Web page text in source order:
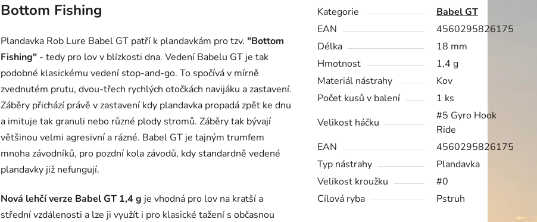
Bottom Fishing
Plandavka Rob Lure Babel GT patří k plandavkám pro tzv. "Bottom
Fishing" - tedy pro lov v blízkosti dna. Vedení Babelu GT je tak
podobné klasickému vedení stop-and-go. To spočívá v mírně
zvednutém prutu, dvou-třech rychlých otočkách navijáku a zastavení.
Záběry přichází právě v zastavení kdy plandavka propadá zpět ke dnu
a imituje tak granuli nebo různé plody stromů. Záběry tak bývají
většinou velmi agresivní a rázné. Babel GT je tajným trumfem
mnoha závodníků, pro pozdní kola závodů, kdy standardně vedené
plandavky již nefungují.
Nová lehčí verze Babel GT 1,4 g je vhodná pro lov na kratší a
střední vzdálenosti a lze ji využít i pro klasické tažení s občasnou
Kategorie
Babel GT
EAN
4560295826175
Délka
18 mm
Hmotnost
1,4 g
Materiál nástrahy
Kov
Počet kusů v balení
1 ks
Velikost háčku
#5 Gyro Hook
Ride
EAN
4560295826175
Typ nástrahy
Plandavka
Velikost kroužku
#0
Cílová ryba
Pstruh